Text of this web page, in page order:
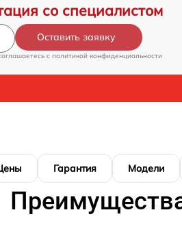
со специалистом
Оставить заявку
c политикой конфиденциальности
Гарантия Модели